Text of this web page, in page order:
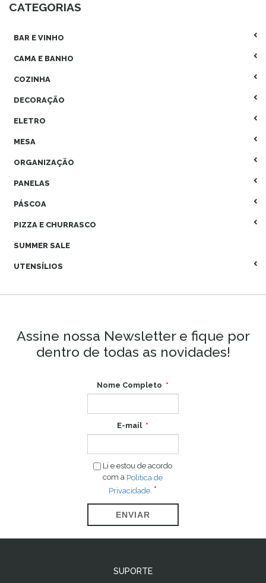
CATEGORIAS
BAR E VINHO
CAMA E BANHO
COZINHA
DECORAÇÃO
ELETRO
MESA
ORGANIZAÇÃO
PANELAS
PÁSCOA
PIZZA E CHURRASCO
SUMMER SALE
UTENSÍLIOS
Assine nossa Newsletter e fique por
dentro de todas as novidades!
Nome Completo
E-mail
Li e estou de acordo
com a Política de
Privacidade.
ENVIAR
SUPORTE